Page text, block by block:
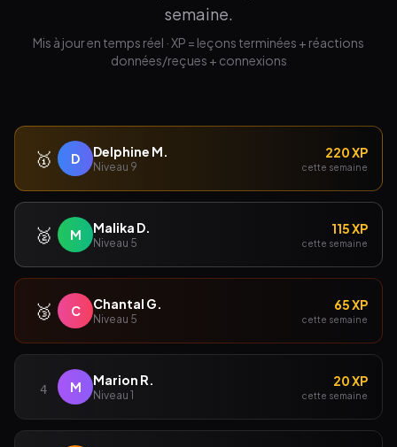
semaine.
Mis à jour en temps réel · XP = leçons terminées + réactions
données/reçues + connexions
🥇 D Delphine M.
Niveau 9
220 XP
cette semaine
🥈 M Malika D.
Niveau 5
115 XP
cette semaine
🥉 C Chantal G.
Niveau 5
65 XP
cette semaine
4 M Marion R.
Niveau 1
20 XP
cette semaine